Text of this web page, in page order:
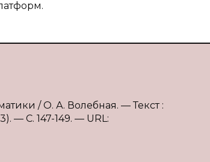
/ О. А. Волебная. — Текст :
— С. 147-149. — URL: